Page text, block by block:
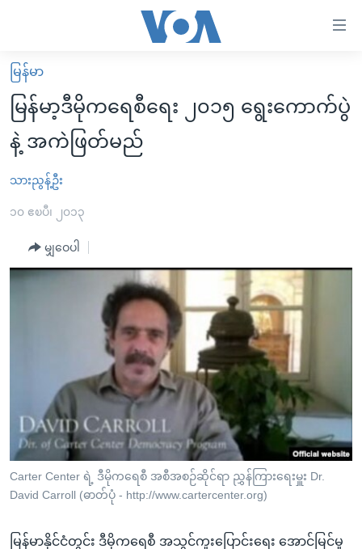
လွယ်ကူ
စေ
သည့်
Link
များ
ပင်မ
ကျော်
စာမျက်နှာ
ကျော်
ကြည့်
ရန်
ရန်
မူလစာမျက်နှာ
မြန်မာ
ကမ္ဘာ့သတင်းများ
နိုင်ငံတကာ
အစ္စရေး-ပါလက်စတိုင်း
အင်္ဂလိပ်စာလေ့လာမယ်
အမေရိကန်သုံးအီဒီယံ
မကြေးမုံရဲ့ အင်္ဂလိပ်စာ
ရုပ်ရှင်ထဲက အင်္ဂလိပ်စာ
သုတပဒေသာ အင်္ဂလိပ်စာ
အပတ်စဉ်ကဏ္ဍများ
ရေဒီယိုနှင့်ရုပ်သံ အချက်အလက်များ
ရေဒီယို/တီဗွီအစီအစဉ်
Learning English
ဗွီအိုအေ လူမှုကွန်ယက်များ
မြန်မာ
မြန်မာ့ဒီမိုကရေစီရေး ၂၀၁၅ ရွေးကောက်ပွဲ
နဲ့ အကဲဖြတ်မည်
သားညွန့်ဦး
၁၀ ဧၿပီ၊ ၂၀၁၃
မျှဝေပါ
Carter Center ရဲ့ ဒီမိုကရေစီ အစီအစဉ်ဆိုင်ရာ ညွှန်ကြားရေးမှူး Dr.
David Carroll (ဓာတ်ပုံ - http://www.cartercenter.org)
မြန်မာနိုင်ငံတွင်း ဒီမိုကရေစီ အသွင်ကူးပြောင်းရေး အောင်မြင်မှု